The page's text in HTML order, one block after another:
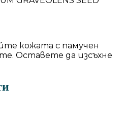
кожата с памучен
Оставете да изсъхне